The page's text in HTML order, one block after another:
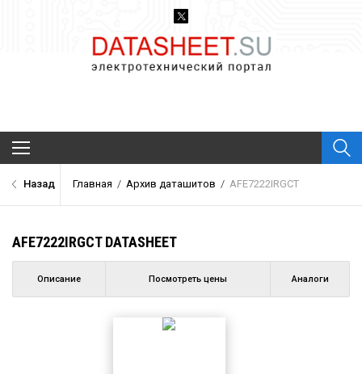
Производители
Назад Главная / Архив даташитов / AFE7222IRGCT
AFE7222IRGCT DATASHEET
Описание Посмотреть цены Аналоги